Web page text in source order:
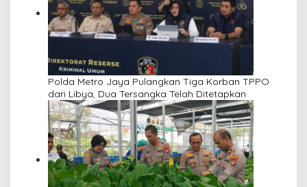
Polda Metro Jaya Pulangkan Tiga Korban TPPO
dari Libya, Dua Tersangka Telah Ditetapkan